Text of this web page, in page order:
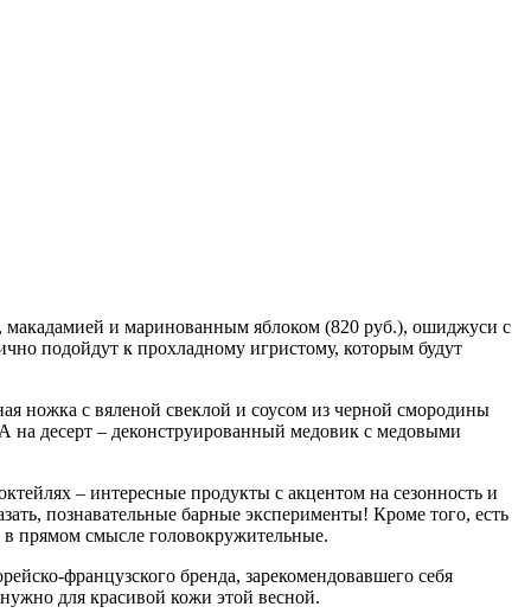
макадамией и маринованным яблоком (820 руб.), ошиджуси с
подойдут к прохладному игристому, которым будут
ножка с вяленой свеклой и соусом из черной смородины
на десерт – деконструированный медовик с медовыми
– интересные продукты с акцентом на сезонность и
познавательные барные эксперименты! Кроме того, есть
в прямом смысле головокружительные.
французского бренда, зарекомендовавшего себя
для красивой кожи этой весной.